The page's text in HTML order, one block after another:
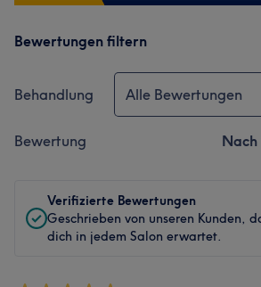
Bewertungen filtern
Behandlung Alle Bewertungen
Bewertung
Verifizierte Bewertungen
Geschrieben von unseren Kunden,
dich in jedem Salon erwartet.